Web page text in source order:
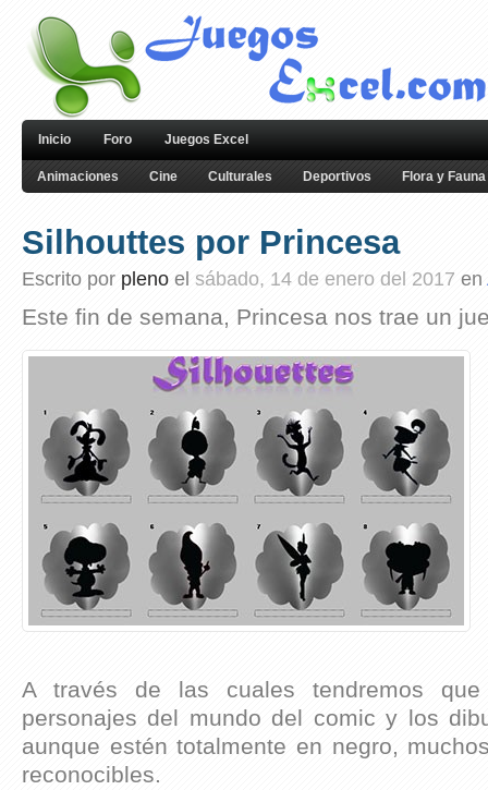
Inicio Foro Juegos Excel
Animaciones Cine Culturales Deportivos Flora y Fauna
Silhouttes por Princesa
Escrito por pleno el sábado, 14 de enero del 2017 en
Este fin de semana, Princesa nos trae un
A través de las cuales tendremos
personajes del mundo del comic y los
aunque estén totalmente en negro,
reconocibles.